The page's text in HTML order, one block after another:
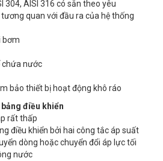
304, AISI 316 có sẵn theo yêu
quan với đầu ra của hệ thống
bơm
chứa nước
bảo thiết bị hoạt động khô ráo
bảng điều khiển
rất thấp
điều khiển bởi hai công tắc áp suất
dòng hoặc chuyển đổi áp lực tối
nước